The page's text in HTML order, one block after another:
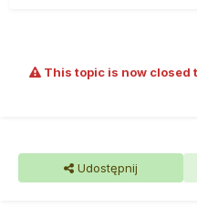
This topic is now closed
Udostępnij